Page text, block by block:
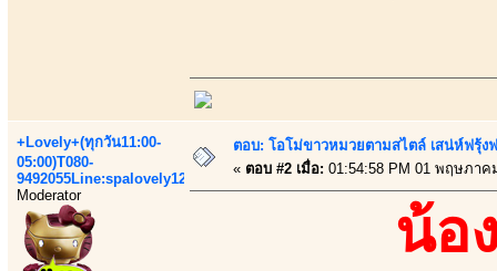
+Lovely+(ทุกวัน11:00-
05:00)T080-
9492055Line:spalovely123
Moderator
ตอบ: โอโม่ขาวหมวยตามสไตล์ เสน่ห์ฟรุ้ง
« ตอบ #2 เมื่อ: 01:54:58 PM 01 พฤษภาค
น้อ